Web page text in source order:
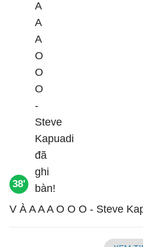
38'
V À A A A O O O - Steve